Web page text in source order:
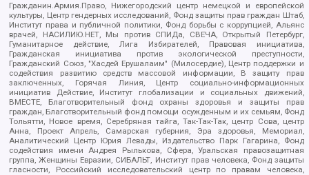
Гражданин.Армия.Право, Нижегородский центр немецкой и европейской
культуры, Центр гендерных исследований, Фонд защиты прав граждан Штаб,
Институт права и публичной политики, Фонд борьбы с коррупцией, Альянс
врачей, НАСИЛИЮ.НЕТ, Мы против СПИДа, СВЕЧА, Открытый Петербург,
Гуманитарное действие, Лига Избирателей, Правовая инициатива,
Гражданская инициатива против экологической преступности,
Гражданский Союз, "Хасдей Ерушалаим" (Милосердие), Центр поддержки и
содействия развитию средств массовой информации, В защиту прав
заключенных, Горячая Линия, Центр социально-информационных
инициатив Действие, Институт глобализации и социальных движений,
ВМЕСТЕ, Благотворительный фонд охраны здоровья и защиты прав
граждан, Благотворительный фонд помощи осужденным и их семьям, Фонд
Тольятти, Новое время, Серебряная тайга, Так-Так-Так, центр Сова, центр
Анна, Проект Апрель, Самарская губерния, Эра здоровья, Мемориал,
Аналитический Центр Юрия Левады, Издательство Парк Гагарина, Фонд
содействия имени Андрея Рылькова, Сфера, Уральская правозащитная
группа, Женщины Евразии, СИБАЛЬТ, Институт прав человека, Фонд защиты
гласности, Российский исследовательский центр по правам человека,